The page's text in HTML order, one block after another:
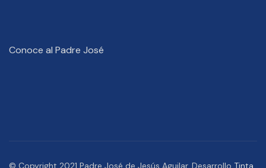
Conoce al Padre José
© Copyright 2021 Padre José de Jesús Aguilar. Desarrollo Tinta